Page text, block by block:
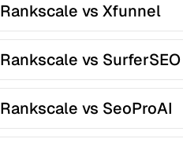
Rankscale vs Xfunnel
Rankscale vs SurferSEO
Rankscale vs SeoProAI